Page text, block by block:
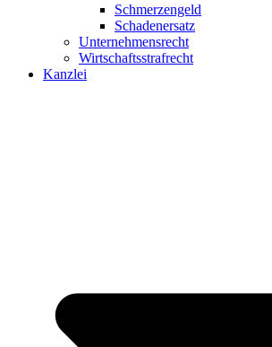
Schmerzengeld
Schadenersatz
Unternehmensrecht
Wirtschaftsstrafrecht
Kanzlei